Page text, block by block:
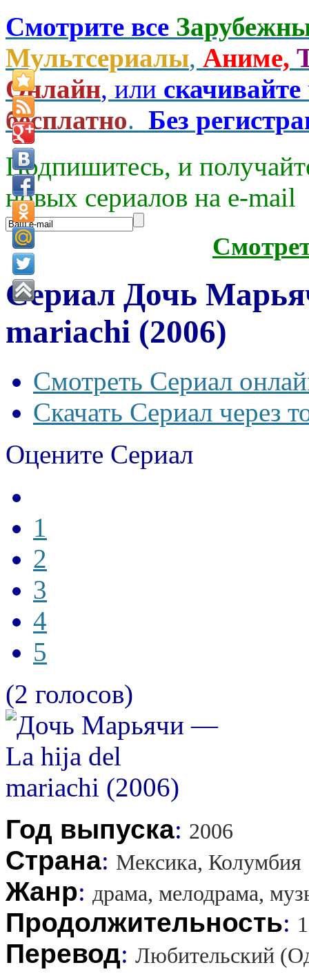
Смотрите все
Мультсериалы, Аниме,
Онлайн, или скачивайте
бесплатно. Без
Подпишитесь, и
новых сериалов на e-mаil
Сериал Дочь
mariachi (2006)
Смотреть Сериал
Скачать Сериал через
Оцените Сериал
1
2
3
4
5
(2 голосов)
Год выпуска: 2006
Страна: Мексика, Колумбия
Жанр: драма, мелодрама,
Продолжительность:
Перевод: Любительский